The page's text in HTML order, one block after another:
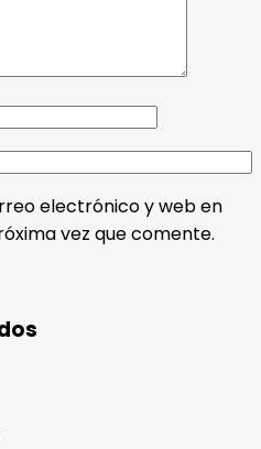
electrónico y web en
vez que comente.